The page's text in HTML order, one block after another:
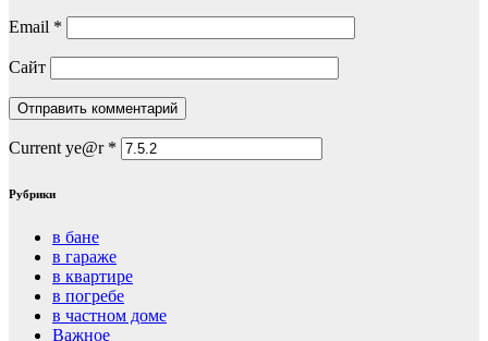
Email *
Сайт
Current ye@r *
Рубрики
в бане
в гараже
в квартире
в погребе
в частном доме
Важное